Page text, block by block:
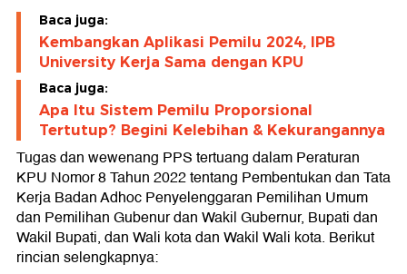
Baca juga:
Kembangkan Aplikasi Pemilu 2024, IPB
University Kerja Sama dengan KPU
Baca juga:
Apa Itu Sistem Pemilu Proporsional
Tertutup? Begini Kelebihan & Kekurangannya
Tugas dan wewenang PPS tertuang dalam Peraturan
KPU Nomor 8 Tahun 2022 tentang Pembentukan dan Tata
Kerja Badan Adhoc Penyelenggaran Pemilihan Umum
dan Pemilihan Gubenur dan Wakil Gubernur, Bupati dan
Wakil Bupati, dan Wali kota dan Wakil Wali kota. Berikut
rincian selengkapnya: